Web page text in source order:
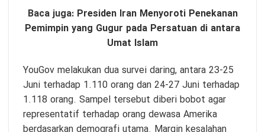
Baca juga: Presiden Iran Menyoroti Penekanan
Pemimpin yang Gugur pada Persatuan di antara
Umat Islam
YouGov melakukan dua survei daring, antara 23-25 ​​
Juni terhadap 1.110 orang dan 24-27 Juni terhadap
1.118 orang. Sampel tersebut diberi bobot agar
representatif terhadap orang dewasa Amerika